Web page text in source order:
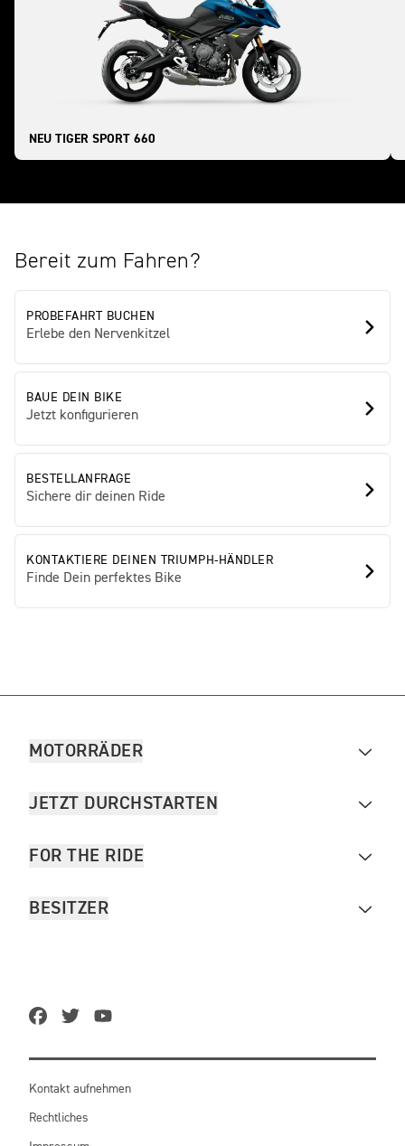
NEU TIGER SPORT 660
Bereit zum Fahren?
PROBEFAHRT BUCHEN
Erlebe den Nervenkitzel
BAUE DEIN BIKE
Jetzt konfigurieren
BESTELLANFRAGE
Sichere dir deinen Ride
KONTAKTIERE DEINEN TRIUMPH-HÄNDLER
Finde Dein perfektes Bike
MOTORRÄDER
JETZT DURCHSTARTEN
FOR THE RIDE
BESITZER
Kontakt aufnehmen
Rechtliches